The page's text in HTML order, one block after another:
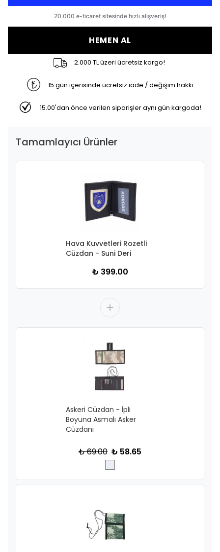
HEMEN AL
2.000 TL üzeri ücretsiz kargo!
15 gün içerisinde ücretsiz iade / değişim hakkı
15.00'dan önce verilen siparişler aynı gün kargoda!
Tamamlayıcı Ürünler
Hava Kuvvetleri Rozetli
Cüzdan - Suni Deri
₺ 399.00
Askeri Cüzdan - İpli
Boyuna Asmalı Asker
Cüzdanı
₺ 69.00 ₺ 58.65